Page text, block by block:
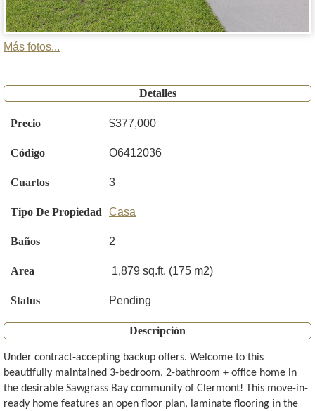
Más fotos...
Detalles
Precio $377,000
Código O6412036
Cuartos 3
Tipo De Propiedad Casa
Baños 2
Area 1,879 sq.ft. (175 m2)
Status Pending
Descripción
Under contract-accepting backup offers. Welcome to this
beautifully maintained 3-bedroom, 2-bathroom + office home in
the desirable Sawgrass Bay community of Clermont! This move-in-
ready home features an open floor plan, laminate flooring in the